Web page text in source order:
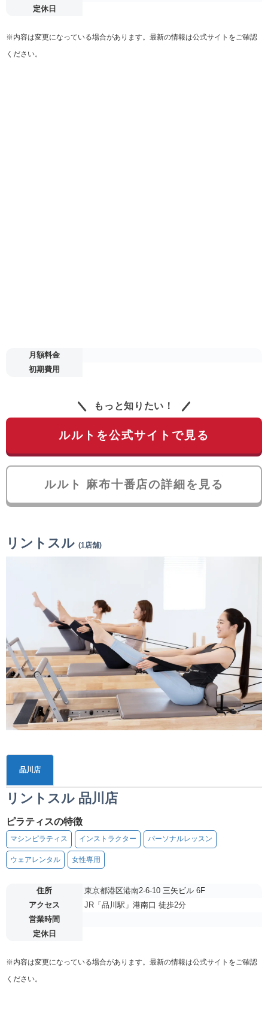
定休日
※内容は変更になっている場合があります。最新の情報は公式サイトをご確認
ください。
月額料金
初期費用
もっと知りたい！
ルルトを公式サイトで見る
ルルト 麻布十番店の詳細を見る
リントスル (1店舗)
品川店
リントスル 品川店
ピラティスの特徴
マシンピラティス インストラクター パーソナルレッスン
ウェアレンタル 女性専用
住所
東京都港区港南2-6-10 三矢ビル 6F
アクセス
JR「品川駅」港南口 徒歩2分
営業時間
定休日
※内容は変更になっている場合があります。最新の情報は公式サイトをご確認
ください。